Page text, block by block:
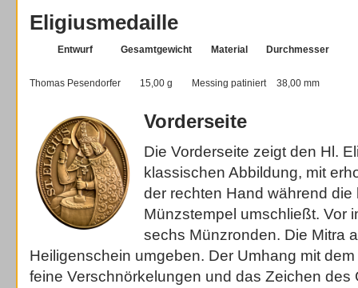
Eligiusmedaille
Entwurf Gesamtgewicht Material Durchmesser
Thomas Pesendorfer 15,00 g Messing patiniert 38,00 mm
Vorderseite
Die Vorderseite zeigt den Hl.
klassischen Abbildung, mit
der rechten Hand während die
Münzstempel umschließt. Vor
sechs Münzronden. Die Mitra
Heiligenschein umgeben. Der Umhang mit
feine Verschnörkelungen und das Zeichen des